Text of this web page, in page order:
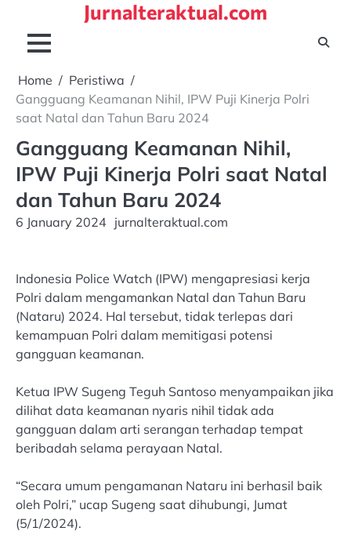
content
Jurnalteraktual.com
Home
Peristiwa
Gangguang Keamanan Nihil, IPW Puji Kinerja Polri
saat Natal dan Tahun Baru 2024
Gangguang Keamanan Nihil,
IPW Puji Kinerja Polri saat Natal
dan Tahun Baru 2024
6 January 2024 jurnalteraktual.com
Indonesia Police Watch (IPW) mengapresiasi kerja
Polri dalam mengamankan Natal dan Tahun Baru
(Nataru) 2024. Hal tersebut, tidak terlepas dari
kemampuan Polri dalam memitigasi potensi
gangguan keamanan.
Ketua IPW Sugeng Teguh Santoso menyampaikan jika
dilihat data keamanan nyaris nihil tidak ada
gangguan dalam arti serangan terhadap tempat
beribadah selama perayaan Natal.
“Secara umum pengamanan Nataru ini berhasil baik
oleh Polri,” ucap Sugeng saat dihubungi, Jumat
(5/1/2024).